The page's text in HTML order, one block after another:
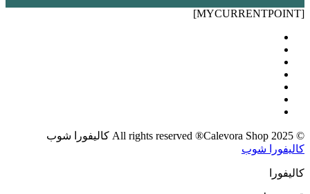
[MYCURRENTPOINT]
© 2025 All rights reserved ®Calevora Shop كاليفورا شوب
كاليفورا شوب
كاليفورا